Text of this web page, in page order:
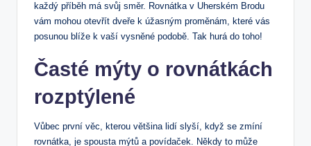
každý příběh má svůj směr. Rovnátka v Uherském Brodu
vám mohou otevřít dveře k úžasným proměnám, které vás
posunou blíže k vaší vysněné podobě. Tak hurá do toho!
Časté mýty o rovnátkách
rozptýlené
Vůbec první věc, kterou většina lidí slyší, když se zmíní
rovnátka, je spousta mýtů a povídaček. Někdy to může